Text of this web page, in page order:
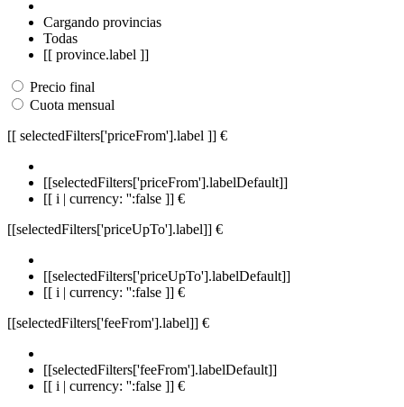
Cargando provincias
Todas
[[ province.label ]]
Precio final
Cuota mensual
[[ selectedFilters['priceFrom'].label ]] €
[[selectedFilters['priceFrom'].labelDefault]]
[[ i | currency: '':false ]] €
[[selectedFilters['priceUpTo'].label]] €
[[selectedFilters['priceUpTo'].labelDefault]]
[[ i | currency: '':false ]] €
[[selectedFilters['feeFrom'].label]] €
[[selectedFilters['feeFrom'].labelDefault]]
[[ i | currency: '':false ]] €